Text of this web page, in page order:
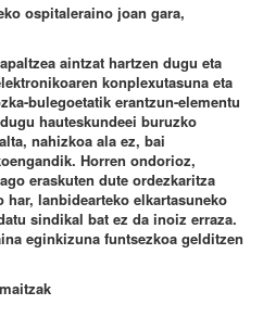
ospitaleraino joan gara,
aintzat hartzen dugu eta
konplexutasuna eta
bulegoetatik erantzun-elementu
hauteskundeei buruzko
nahizkoa ala ez, bai
Horren ondorioz,
eraskuten dute ordezkaritza
lanbidearteko elkartasuneko
sindikal bat ez da inoiz erraza.
eginkizuna funtsezkoa gelditzen